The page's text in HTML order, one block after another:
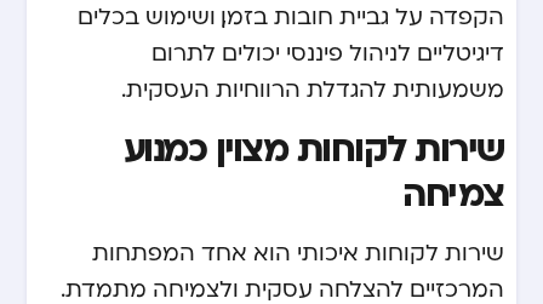
הקפדה על גביית חובות בזמן, ושימוש בכלים
דיגיטליים לניהול פיננסי יכולים לתרום
משמעותית להגדלת הרווחיות העסקית.
שירות לקוחות מצוין כמנוע
צמיחה
שירות לקוחות איכותי הוא אחד המפתחות
המרכזיים להצלחה עסקית ולצמיחה מתמדת.